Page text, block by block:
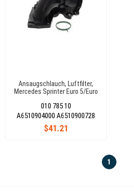
Ansaugschlauch, Luftfilter,
Mercedes Sprinter Euro 5/Euro
010 785 10
$41.21
A6510904000 A6510900728
1